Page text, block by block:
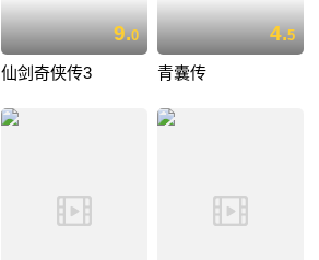
9.0
仙剑奇侠传3
4.5
青囊传